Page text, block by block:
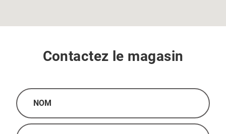
Contactez le magasin
Nom
(Nécessaire)
E-